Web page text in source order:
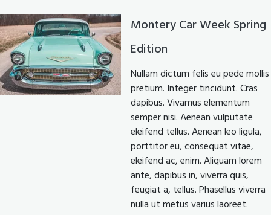
Montery Car Week Spring
Edition
Nullam dictum felis eu pede mollis
pretium. Integer tincidunt. Cras
dapibus. Vivamus elementum
semper nisi. Aenean vulputate
eleifend tellus. Aenean leo ligula,
porttitor eu, consequat vitae,
eleifend ac, enim. Aliquam lorem
ante, dapibus in, viverra quis,
feugiat a, tellus. Phasellus viverra
nulla ut metus varius laoreet.